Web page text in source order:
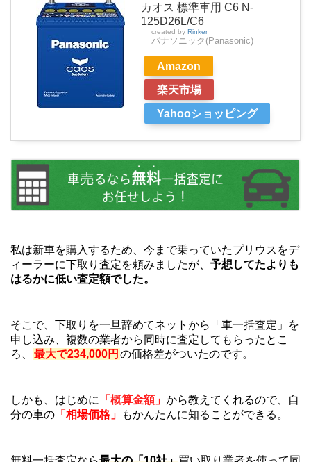
カオス 標準車用 C6 N-
125D26L/C6
created by Rinker
パナソニック(Panasonic)
Amazon
楽天市場
Yahooショッピング
私は新車を購入するため、今まで乗っていたプリウスをデ
ィーラーに下取り査定を頼みましたが、 予想してたよりも
はるかに低い査定額でした。
そこで、下取りを一旦辞めてネットから「車一括査定」を
申し込み、複数の業者から同時に査定してもらったとこ
ろ、
最大で234,000円 の価格差がついたのです。
しかも、はじめに 「概算金額」 から教えてくれるので、自
分の車の 「相場価格」 もかんたんに知ることができる。